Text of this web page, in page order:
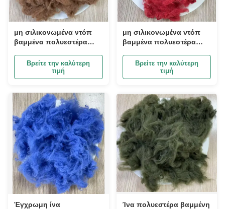
μη σιλικονωμένα ντόπ
βαμμένα πολυεστέρα
Βρείτε την καλύτερη
τιμή
μη σιλικονωμένα ντόπ
βαμμένα πολυεστέρα
κόκκινο
Βρείτε την καλύτερη
τιμή
Έγχρωμη ίνα
Ίνα πολυεστέρα βαμμένη